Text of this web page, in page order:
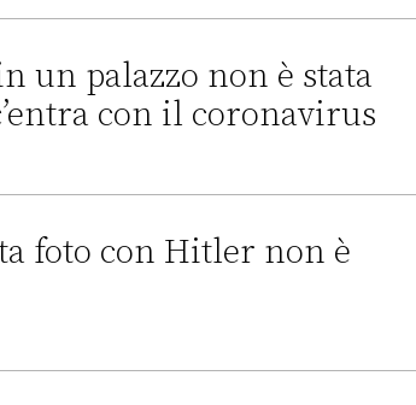
un palazzo non è stata
con il coronavirus
foto con Hitler non è